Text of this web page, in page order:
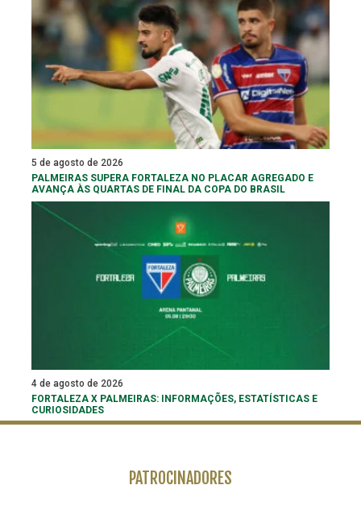
5 de agosto de 2026
PALMEIRAS SUPERA FORTALEZA NO PLACAR AGREGADO E
AVANÇA ÀS QUARTAS DE FINAL DA COPA DO BRASIL
4 de agosto de 2026
FORTALEZA X PALMEIRAS: INFORMAÇÕES, ESTATÍSTICAS E
CURIOSIDADES
PATROCINADORES